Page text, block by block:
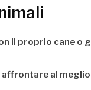
il proprio cane o
al